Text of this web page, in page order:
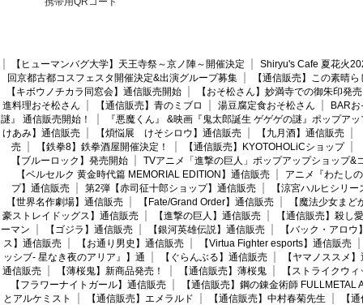
【ヒューマンバグ大学】天王寺祭～京ノ陣～開催決定
Shiryu's Cafe 夏花火
回京都古都コスフェスタ開催決定&出演グループ募集
【通信販売】この素晴
【キボウノチカラ同窓会】通信販売開始
【おそ松さん】妙満寺での御朱印発売
進料理おそ松さん
【通信販売】青のミブロ 湯豆腐定食おそ松さん
BAR
謎』 通信販売開始！
『悪魔くん』 &映画『鬼太郎誕生 ゲゲゲの謎』ポップア
けあみ】通信販売
【煩悩展 けそシロウ】通信販売 【九月酒】通信販売
売
【鉄拳8】鉄拳酒屋開催決定！ 【通信販売】KYOTOHOLiCショップ
【ブルーロック】発売開始
TVアニメ「進撃の巨人」ポップアップショップ&
【ベルセルク 黄金時代篇 MEMORIAL EDITION】通信販売
アニメ『わたし
プ】通信販売
第2弾【赤司征十郎ショップ】通信販売
【涼宮ハルヒシリ
【世界名作劇場】通信販売
【Fate/Grand Order】通信販売
【魔法少女ま
豪ストレイドッグス】通信販売
【進撃の巨人】通信販売
【通信販売】殺し愛
ーマン
【ゴジラ】通信販売 【銀河英雄伝説】通信販売
【バック・アロウ
ス】通信販売
【お通り男史】通信販売
【Virtua Fighter esports】通信販売
ッシブ- 星なき夜のアリア』】通
【ぐらんぶる】通信販売
【ヤマノススメ
通信販売
【薄桜鬼】新商品発売！ 【通信販売】薄桜鬼
【ストライクウ
【フラワーナイトガール】通信販売
【通信販売】鋼の錬金術師 FULLMETAL
とアルケミスト
【通信販売】エメラルド 【通信販売】中村春菊先生
【